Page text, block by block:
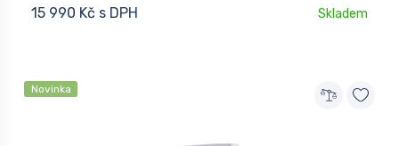
15 990 Kč s DPH Skladem
Novinka